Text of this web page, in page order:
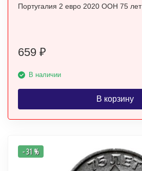
Португалия 2 евро 2020 ООН 75 лет
659 ₽
В наличии
В корзину
- 31 %